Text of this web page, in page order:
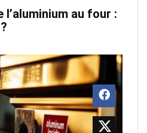
au four :